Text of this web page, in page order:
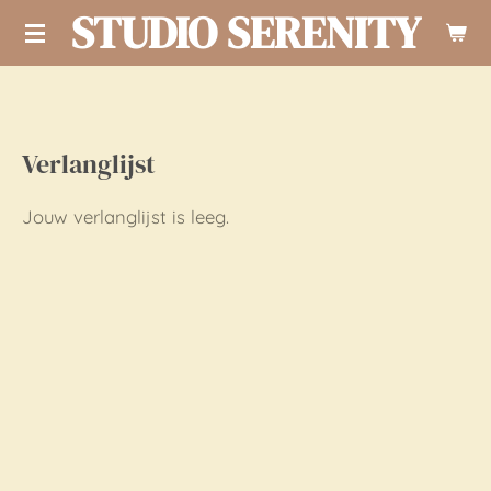
Ga
hoofdinhoud
STUDIO SERENITY
Verlanglijst
Jouw verlanglijst is leeg.